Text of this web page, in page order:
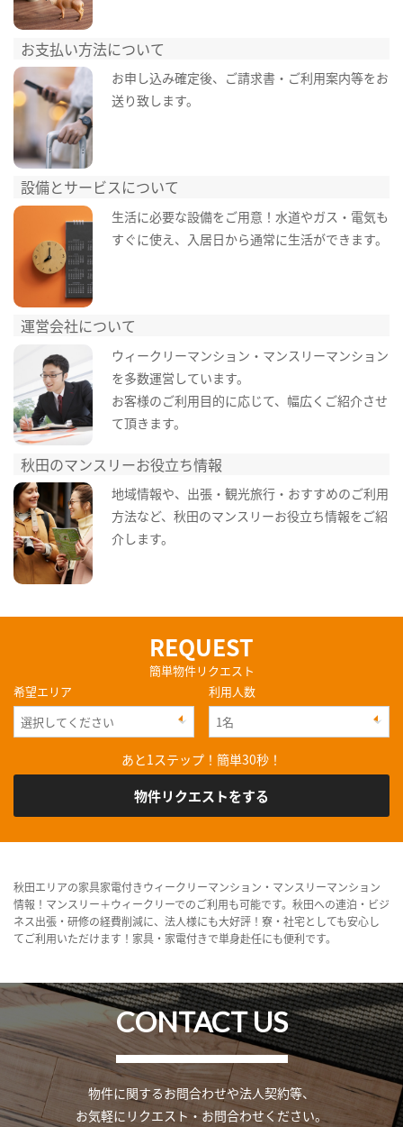
お支払い方法について
お申し込み確定後、ご請求書・ご利用案内等をお
送り致します。
設備とサービスについて
生活に必要な設備をご用意！水道やガス・電気も
すぐに使え、入居日から通常に生活ができます。
運営会社について
ウィークリーマンション・マンスリーマンション
を多数運営しています。
お客様のご利用目的に応じて、幅広くご紹介させ
て頂きます。
秋田のマンスリーお役立ち情報
地域情報や、出張・観光旅行・おすすめのご利用
方法など、秋田のマンスリーお役立ち情報をご紹
介します。
REQUEST
簡単物件リクエスト
希望エリア
利用人数
あと1ステップ！簡単30秒！
物件リクエストをする
秋田エリアの家具家電付きウィークリーマンション・マンスリーマンション
情報！マンスリー＋ウィークリーでのご利用も可能です。秋田への連泊・ビジ
ネス出張・研修の経費削減に、法人様にも大好評！寮・社宅としても安心し
てご利用いただけます！家具・家電付きで単身赴任にも便利です。
CONTACT US
物件に関するお問合わせや法人契約等、
お気軽にリクエスト・お問合わせください。